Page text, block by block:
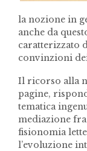
la nozione in
anche da
caratterizzato
convinzioni
Il ricorso alla
pagine,
tematica
mediazione
fisionomia
l’evoluzione